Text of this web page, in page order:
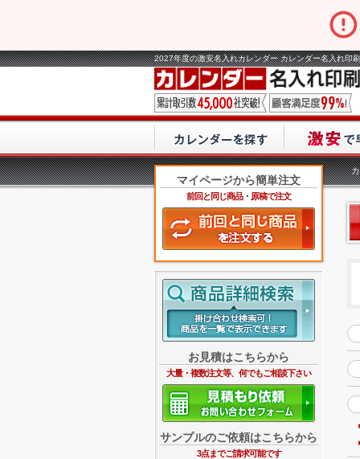
2027年度の激安名入れカレンダー カレンダー名入れ印
マイページから簡単注文
前回と同じ商品・原稿で注文
お見積はこちらから
大量・複数注文等、何でもご相談下さい
サンプルのご依頼はこちらから
3点までご請求可能です